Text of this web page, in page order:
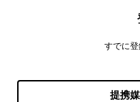
すでに
提携